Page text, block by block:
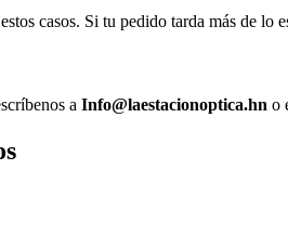
casos. Si tu pedido tarda más de
a Info@laestacionoptica.hn o